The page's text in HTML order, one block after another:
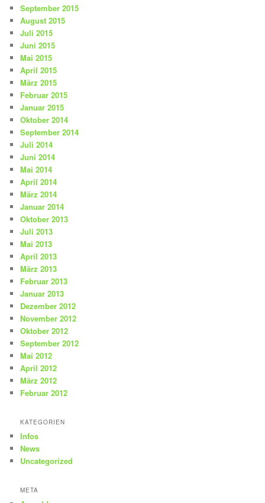
September 2015
August 2015
Juli 2015
Juni 2015
Mai 2015
April 2015
März 2015
Februar 2015
Januar 2015
Oktober 2014
September 2014
Juli 2014
Juni 2014
Mai 2014
April 2014
März 2014
Januar 2014
Oktober 2013
Juli 2013
Mai 2013
April 2013
März 2013
Februar 2013
Januar 2013
Dezember 2012
November 2012
Oktober 2012
September 2012
Mai 2012
April 2012
März 2012
Februar 2012
KATEGORIEN
Infos
News
Uncategorized
META